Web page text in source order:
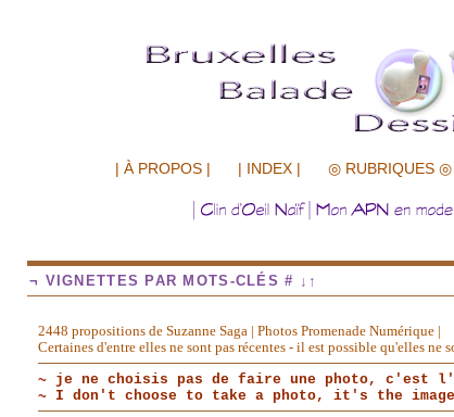
| À PROPOS | | INDEX | ◎ RUBRIQUES ◎
¬ VIGNETTES PAR MOTS-CLÉS # ↓↑
2448 propositions de Suzanne Saga | Photos Promenade Numérique |
Certaines d'entre elles ne sont pas récentes - il est possible qu'elles ne
~ je ne choisis pas de faire une photo, c'est
~ I don't choose to take a photo, it's the